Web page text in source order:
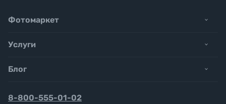
Фотомаркет
Услуги
Блог
8-800-555-01-02